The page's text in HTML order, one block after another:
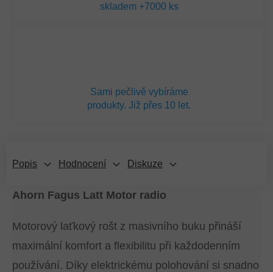
skladem +7000 ks
Sami pečlivě vybíráme
produkty. Již přes 10 let.
Popis Hodnocení Diskuze
Ahorn Fagus Latt Motor radio
Motorový laťkový rošt z masivního buku přináší
maximální komfort a flexibilitu při každodenním
používání. Díky elektrickému polohování si snadno